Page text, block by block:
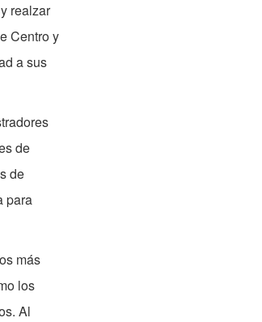
realzar
Centro y
a sus
de
de
para
más
los
Al